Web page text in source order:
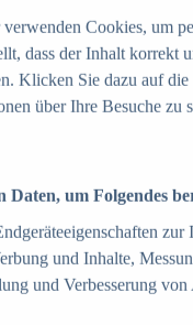
Umsatzes in
und weltweit
Shops in
in
im Online-Handel in
Cookies, um
dass der Inhalt korrekt
Klicken Sie dazu auf
über Ihre Besuche
um Folgendes
und Inhalte,
und Verbesserung von